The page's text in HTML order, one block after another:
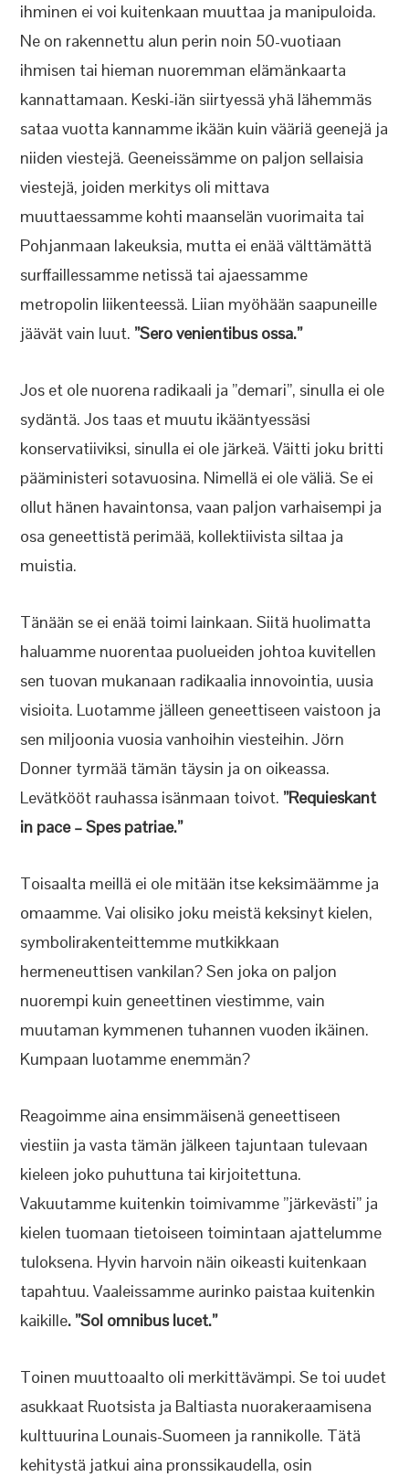
ihminen ei voi kuitenkaan muuttaa ja manipuloida.
Ne on rakennettu alun perin noin 50-vuotiaan
ihmisen tai hieman nuoremman elämänkaarta
kannattamaan. Keski-iän siirtyessä yhä lähemmäs
sataa vuotta kannamme ikään kuin vääriä geenejä ja
niiden viestejä. Geeneissämme on paljon sellaisia
viestejä, joiden merkitys oli mittava
muuttaessamme kohti maanselän vuorimaita tai
Pohjanmaan lakeuksia, mutta ei enää välttämättä
surffaillessamme netissä tai ajaessamme
metropolin liikenteessä. Liian myöhään saapuneille
jäävät vain luut. ”Sero venientibus ossa.”
Jos et ole nuorena radikaali ja ”demari”, sinulla ei ole
sydäntä. Jos taas et muutu ikääntyessäsi
konservatiiviksi, sinulla ei ole järkeä. Väitti joku britti
pääministeri sotavuosina. Nimellä ei ole väliä. Se ei
ollut hänen havaintonsa, vaan paljon varhaisempi ja
osa geneettistä perimää, kollektiivista siltaa ja
muistia.
Tänään se ei enää toimi lainkaan. Siitä huolimatta
haluamme nuorentaa puolueiden johtoa kuvitellen
sen tuovan mukanaan radikaalia innovointia, uusia
visioita. Luotamme jälleen geneettiseen vaistoon ja
sen miljoonia vuosia vanhoihin viesteihin. Jörn
Donner tyrmää tämän täysin ja on oikeassa.
Levätkööt rauhassa isänmaan toivot. ”Requieskant
in pace – Spes patriae.”
Toisaalta meillä ei ole mitään itse keksimäämme ja
omaamme. Vai olisiko joku meistä keksinyt kielen,
symbolirakenteittemme mutkikkaan
hermeneuttisen vankilan? Sen joka on paljon
nuorempi kuin geneettinen viestimme, vain
muutaman kymmenen tuhannen vuoden ikäinen.
Kumpaan luotamme enemmän?
Reagoimme aina ensimmäisenä geneettiseen
viestiin ja vasta tämän jälkeen tajuntaan tulevaan
kieleen joko puhuttuna tai kirjoitettuna.
Vakuutamme kuitenkin toimivamme ”järkevästi” ja
kielen tuomaan tietoiseen toimintaan ajattelumme
tuloksena. Hyvin harvoin näin oikeasti kuitenkaan
tapahtuu. Vaaleissamme aurinko paistaa kuitenkin
kaikille. ”Sol omnibus lucet.”
Toinen muuttoaalto oli merkittävämpi. Se toi uudet
asukkaat Ruotsista ja Baltiasta nuorakeraamisena
kulttuurina Lounais-Suomeen ja rannikolle. Tätä
kehitystä jatkui aina pronssikaudella, osin